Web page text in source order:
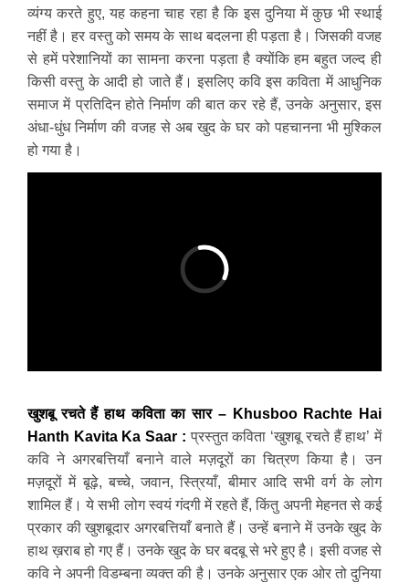
व्यंग्य करते हुए, यह कहना चाह रहा है कि इस दुनिया में कुछ भी स्थाई
नहीं है। हर वस्तु को समय के साथ बदलना ही पड़ता है। जिसकी वजह
से हमें परेशानियों का सामना करना पड़ता है क्योंकि हम बहुत जल्द ही
किसी वस्तु के आदी हो जाते हैं। इसलिए कवि इस कविता में आधुनिक
समाज में प्रतिदिन होते निर्माण की बात कर रहे हैं, उनके अनुसार, इस
अंधा-धुंध निर्माण की वजह से अब खुद के घर को पहचानना भी मुश्किल
हो गया है।
खुशबू रचते हैं हाथ कविता का सार – Khusboo Rachte Hai
Hanth Kavita Ka Saar : प्रस्तुत कविता ‘खुशबू रचते हैं हाथ’ में
कवि ने अगरबत्तियाँ बनाने वाले मज़दूरों का चित्रण किया है। उन
मज़दूरों में बूढ़े, बच्चे, जवान, स्त्रियाँ, बीमार आदि सभी वर्ग के लोग
शामिल हैं। ये सभी लोग स्वयं गंदगी में रहते हैं, किंतु अपनी मेहनत से कई
प्रकार की खुशबूदार अगरबत्तियाँ बनाते हैं। उन्हें बनाने में उनके खुद के
हाथ ख़राब हो गए हैं। उनके खुद के घर बदबू से भरे हुए है। इसी वजह से
कवि ने अपनी विडम्बना व्यक्त की है। उनके अनुसार एक ओर तो दुनिया